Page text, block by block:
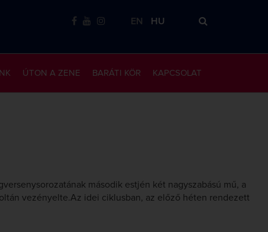
EN HU
KAPCSOLAT
BARÁTI KÖR
ÚTON A ZENE
második estjén két nagyszabású mű, a
vezényelte.Az idei ciklusban, az előző héten rendezett